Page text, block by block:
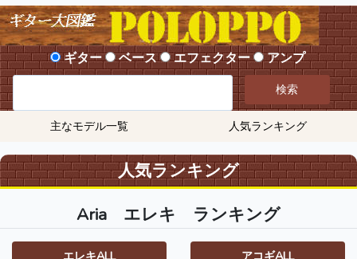
ギター ベース エフェクター アンプ
検索
主なモデル一覧 人気ランキング
人気ランキング
Aria
エレキ ランキング
エレキALL アコギALL